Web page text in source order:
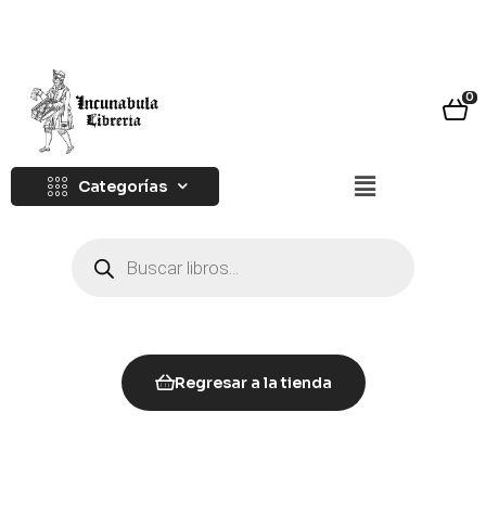
0
Categorías
Regresar a la tienda